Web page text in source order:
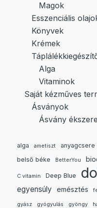
Magok
Esszenciális
Könyvek
Krémek
Alga
Vitaminok
Saját kézműves
Ásványok
Ásvány
alga ametiszt anyagcsere
belső béke
BetterYou
C vitamin Deep Blue
egyensúly emésztés
gyász gyógyulás gyöngy